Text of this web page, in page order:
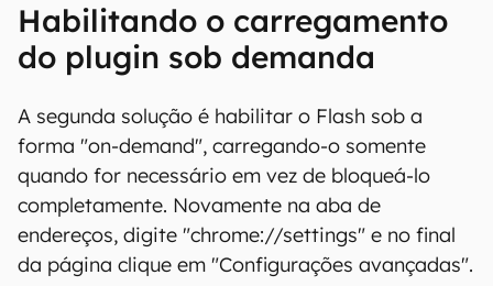
Habilitando o carregamento
do plugin sob demanda
A segunda solução é habilitar o Flash sob a
forma "on-demand", carregando-o somente
quando for necessário em vez de bloqueá-lo
completamente. Novamente na aba de
endereços, digite "chrome://settings" e no final
da página clique em "Configurações avançadas".